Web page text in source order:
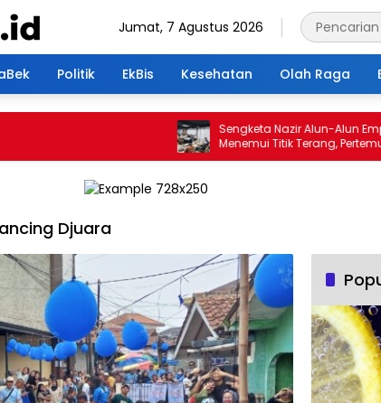
Jumat, 7 Agustus 2026
Politik EkBis Kesehatan Olah Raga
Sengketa Nazir Alun-Alun Empang
Menemui Titik Terang, Pertemuan
Hasilkan 4 Poin Kesepakatan
Djuara